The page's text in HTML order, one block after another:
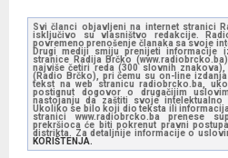
Svi članci objavljeni na internet stranici
isključivo su vlasništvo redakcije.
povremeno prenošenje članaka sa svoje
Drugi mediji smiju prenijeti informacije
stranice Radija Brčko
najviše četiri reda (300 slovnih
(Radio Brčko), pri čemu su on-line
tekst na web stranicu radiobrcko.ba,
postignut dogovor o drugačijim
nastojanju da zaštiti svoje
Ukoliko se bilo koji dio teksta ili
stranici www.radiobrcko.ba prenese
prekršioca će biti pokrenut pravni
distrikta. Za detaljnije informacije o
KORIŠTENJA.